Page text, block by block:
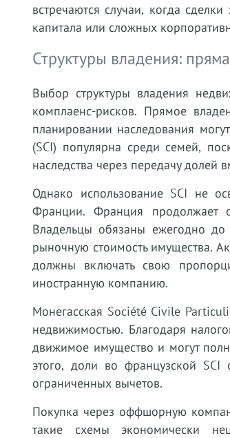
встречаются случаи, когда
капитала или сложных
Структуры владения:
Выбор структуры владения
комплаенс-рисков. Прямое
планировании наследования
(SCI) популярна среди семей,
наследства через передачу долей
Однако использование SCI не
Франции. Франция продолжает
Владельцы обязаны ежегодно
рыночную стоимость имущества.
должны включать свою
иностранную компанию.
Монегасская Société Civile
недвижимостью. Благодаря
движимое имущество и могут
этого, доли во французской
ограниченных вычетов.
Покупка через оффшорную
такие схемы экономически